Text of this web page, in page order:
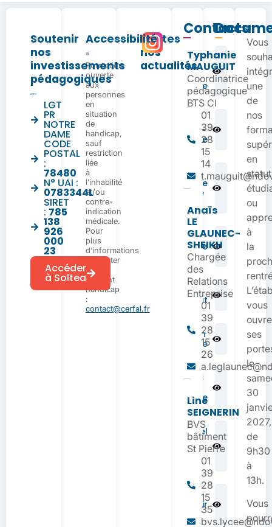
Vous
une
de
nos
en
statut
ou
à
la
vous
ouvre
ses
le
30
2027,
de
9h30
à
13h.
Vous
Dossier
d’inscription
apprentissage
Intérieur BTS –
Apprentissage
d’urgence
infirmerie
Planning
d’alternance
BTS 26/27
Fiche
Contrat
Flyer BTS CI en
apprentissage
Plaquette BTS
apprentissage
Référentiel
BTS CI –
Réforme
InfoAvenir
Contacts
Typhanie
MAUGUIT
Coordinatrice
pédagogique
BTS CI
01
39
28
15
14
Anaïs
LE
GLAUNEC-
SHEIKH
Chargée
des
Relations
Entreprise
01
39
28
15
26
Line
SEIGNERIN
BVS
bâtiment
St Pierre
01
39
28
15
35
Toutes
nos
actualités
Accessibilité
Formation
ouverte
aux
personnes
en
situation
de
handicap,
sauf
restriction
liée
à
l’inhabilité
et/ou
contre-
indication
médicale.
Pour
plus
d’informations
contacter
notre
référent
handicap
:
contact@cerfal.fr
Soutenir
nos
investissements
pédagogiques
LGT
PR
NOTRE
DAME
CODE
POSTAL
:
78480
N° UAI :
0783344L
SIRET
: 785
138
926
000
23
Accéder
à Soltea